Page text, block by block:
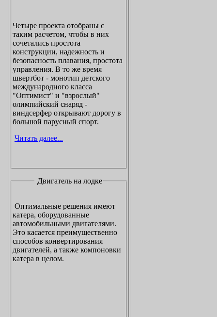
Четыре проекта отобраны с
таким расчетом, чтобы в них
сочетались простота
конструкции, надежность и
безопасность плавания, простота
управления. В то же время
швертбот - монотип детского
международного класса
"Оптимист" и "взрослый"
олимпийский снаряд -
виндсерфер открывают дорогу в
большой парусный спорт.
Читать далее...
Двигатель на лодке
Оптимальные решения имеют
катера, оборудованные
автомобильными двигателями.
Это касается преимущественно
способов конвертирования
двигателей, а также компоновки
катера в целом.